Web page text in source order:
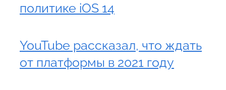
политике iOS 14
YouTube рассказал, что ждать
от платформы в 2021 году